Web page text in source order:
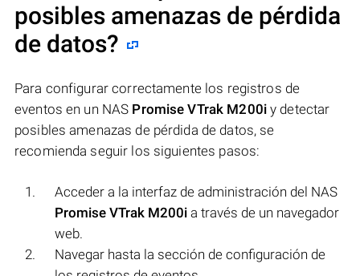
posibles amenazas de pérdida
de datos?
Para configurar correctamente los registros de
eventos en un NAS Promise VTrak M200iy detectar
posibles amenazas de pérdida de datos, se
recomienda seguir los siguientes pasos:
Acceder a la interfaz de administración del NAS
Promise VTrak M200i a través de un navegador
web.
Navegar hasta la sección de configuración de